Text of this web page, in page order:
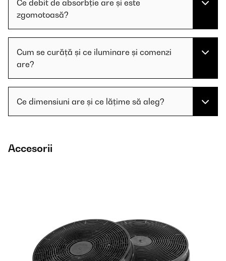
Ce debit de absorbție are și este
zgomotoasă?
Cum se curăță și ce iluminare și comenzi
are?
Ce dimensiuni are și ce lățime să aleg?
Accesorii